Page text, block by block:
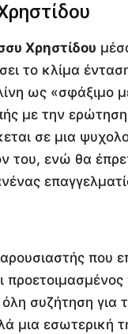
Χρηστίδου
το κλίμα
ως «σφάξιμο
με την
σε μια
του, ενώ θα
που
προετοιμασμένος
συζήτηση για
μια εσωτερική